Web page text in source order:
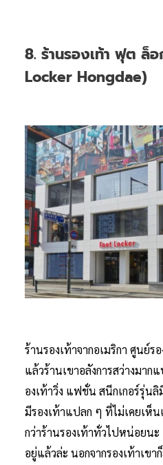
8. ร้านรองเท้า ฟุต ล็
Locker Hongdae)
ร้านรองเท้าจากอเมริกา ศูนย์ร
แล้วร้านเขาอลังการสว่างมาก
องเท้าวิ่ง แฟชั่น สนีกเกอร์รุ่น
มีรองเท้าแปลก ๆ ที่ไม่เคยเห็น
กว่าร้านรองเท้าทั่วไปหน่อยนะ
อยู่แล้วล่ะ นอกจากรองเท้าเข